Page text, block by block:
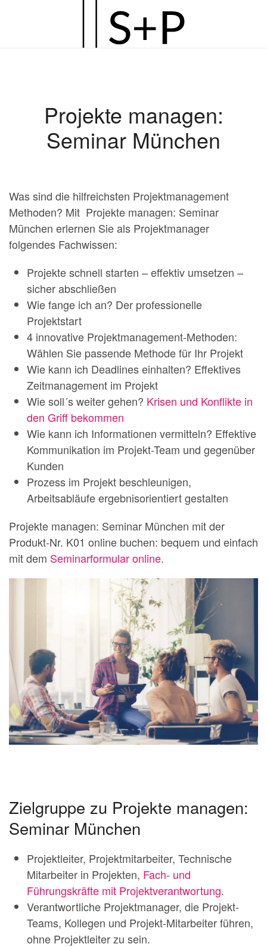
Projekte managen:
Seminar München
Was sind die hilfreichsten Projektmanagement
Methoden? Mit Projekte managen: Seminar
München erlernen Sie als Projektmanager
folgendes Fachwissen:
Projekte schnell starten – effektiv umsetzen –
sicher abschließen
Wie fange ich an? Der professionelle
Projektstart
4 innovative Projektmanagement-Methoden:
Wählen Sie passende Methode für Ihr Projekt
Wie kann ich Deadlines einhalten? Effektives
Zeitmanagement im Projekt
Wie soll´s weiter gehen? Krisen und Konflikte in
den Griff bekommen
Wie kann ich Informationen vermitteln? Effektive
Kommunikation im Projekt-Team und gegenüber
Kunden
Prozess im Projekt beschleunigen,
Arbeitsabläufe ergebnisorientiert gestalten
Projekte managen: Seminar München mit der
Produkt-Nr. K01 online buchen: bequem und einfach
mit dem Seminarformular online.
Zielgruppe zu Projekte managen:
Seminar München
Projektleiter, Projektmitarbeiter, Technische
Mitarbeiter in Projekten, Fach- und
Führungskräfte mit Projektverantwortung.
Verantwortliche Projektmanager, die Projekt-
Teams, Kollegen und Projekt-Mitarbeiter führen,
ohne Projektleiter zu sein.